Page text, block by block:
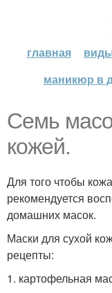
главная
маникюр в
Семь
кожей.
Для того чтобы
рекомендуется
домашних масок.
Маски для сухой
рецепты:
1. картофельная